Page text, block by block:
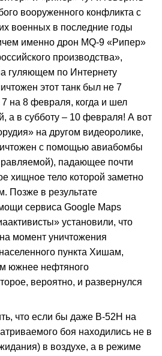
вооруженного конфликта с
военных в последние годы
именно дрон MQ-9 «Рипер»
производства»,
гуляющем по Интернету
этот танк был не 7
на 8 февраля, когда и шел
а в субботу – 10 февраля! А вот
на другом видеоролике,
с помощью авиабомбы
падающее почти
хищное тело которой заметно
Позже в результате
сервиса Google Maps
установили, что
момент уничтожения
пункта Хишам,
южнее нефтяного
вероятно, и развернулся
что если бы даже В-52Н на
боя находились не в
в воздухе, а в режиме